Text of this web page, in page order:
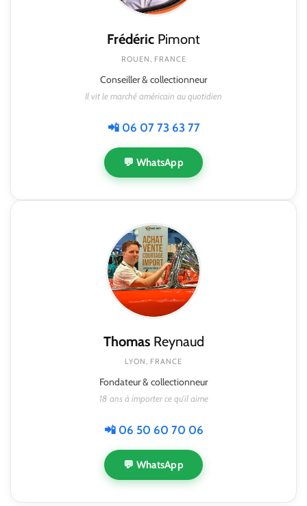
Frédéric Pimont
ROUEN, FRANCE
Conseiller & collectionneur
Il vit le marché américain au quotidien
📲 06 07 73 63 77
💬 WhatsApp
ThomasReynaud
LYON, FRANCE
Fondateur & collectionneur
18 ans à importer ce qu'il aime
📲 06 50 60 70 06
💬 WhatsApp